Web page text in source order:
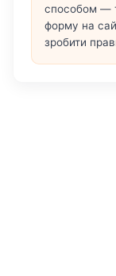
способом —
форму на
зробити